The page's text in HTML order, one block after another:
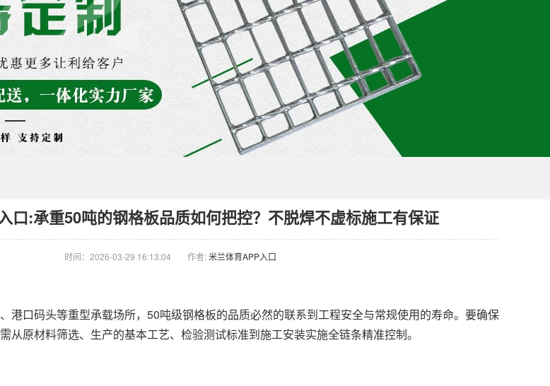
口:承重50吨的钢格板品质如何把控？不脱焊不虚标施工有保证
时间：2026-03-29 16:13:04 作者:米兰体育APP入口
口码头等重型承载场所，50吨级钢格板的品质必然的联系到工程安全与常规使用的寿命。要确保
从原材料筛选、生产的基本工艺、检验测试标准到施工安装实施全链条精准控制。